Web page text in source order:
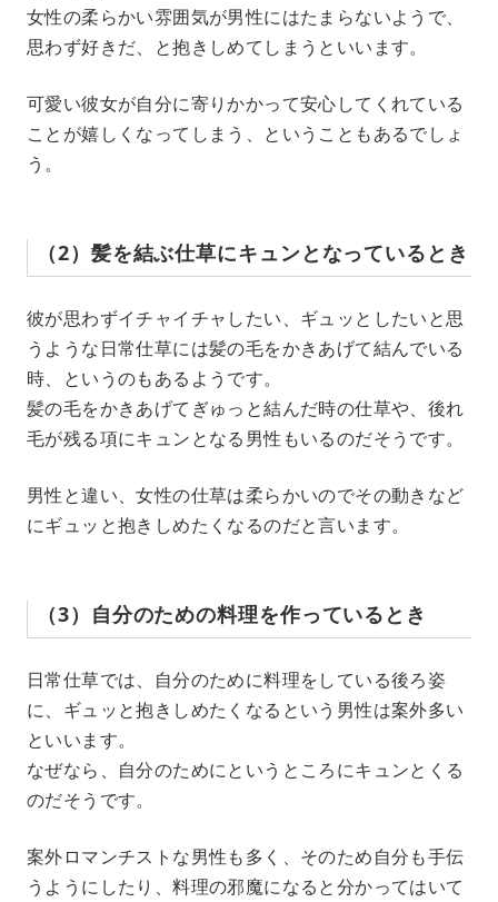
女性の柔らかい雰囲気が男性にはたまらないようで、
思わず好きだ、と抱きしめてしまうといいます。
可愛い彼女が自分に寄りかかって安心してくれている
ことが嬉しくなってしまう、ということもあるでしょ
う。
（2）髪を結ぶ仕草にキュンとなっているとき
彼が思わずイチャイチャしたい、ギュッとしたいと思
うような日常仕草には髪の毛をかきあげて結んでいる
時、というのもあるようです。
髪の毛をかきあげてぎゅっと結んだ時の仕草や、後れ
毛が残る項にキュンとなる男性もいるのだそうです。
男性と違い、女性の仕草は柔らかいのでその動きなど
にギュッと抱きしめたくなるのだと言います。
（3）自分のための料理を作っているとき
日常仕草では、自分のために料理をしている後ろ姿
に、ギュッと抱きしめたくなるという男性は案外多い
といいます。
なぜなら、自分のためにというところにキュンとくる
のだそうです。
案外ロマンチストな男性も多く、そのため自分も手伝
うようにしたり、料理の邪魔になると分かってはいて